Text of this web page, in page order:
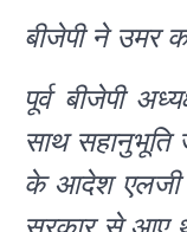
बीजेपी ने उमर
पूर्व बीजेपी
साथ सहानुभूति
के आदेश एलजी